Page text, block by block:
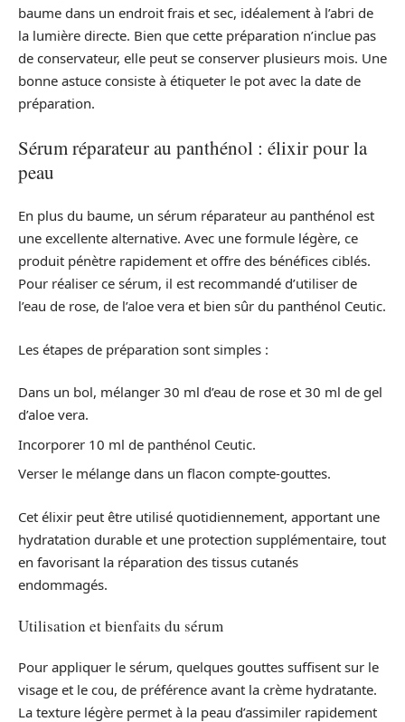
baume dans un endroit frais et sec, idéalement à l’abri de
la lumière directe. Bien que cette préparation n’inclue pas
de conservateur, elle peut se conserver plusieurs mois. Une
bonne astuce consiste à étiqueter le pot avec la date de
préparation.
Sérum réparateur au panthénol : élixir pour la
peau
En plus du baume, un sérum réparateur au panthénol est
une excellente alternative. Avec une formule légère, ce
produit pénètre rapidement et offre des bénéfices ciblés.
Pour réaliser ce sérum, il est recommandé d’utiliser de
l’eau de rose, de l’aloe vera et bien sûr du panthénol Ceutic.
Les étapes de préparation sont simples :
Dans un bol, mélanger 30 ml d’eau de rose et 30 ml de gel
d’aloe vera.
Incorporer 10 ml de panthénol Ceutic.
Verser le mélange dans un flacon compte-gouttes.
Cet élixir peut être utilisé quotidiennement, apportant une
hydratation durable et une protection supplémentaire, tout
en favorisant la réparation des tissus cutanés
endommagés.
Utilisation et bienfaits du sérum
Pour appliquer le sérum, quelques gouttes suffisent sur le
visage et le cou, de préférence avant la crème hydratante.
La texture légère permet à la peau d’assimiler rapidement